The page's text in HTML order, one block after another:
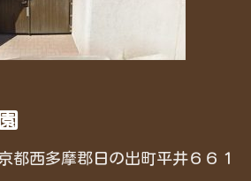
都西多摩郡日の出町平井６６１